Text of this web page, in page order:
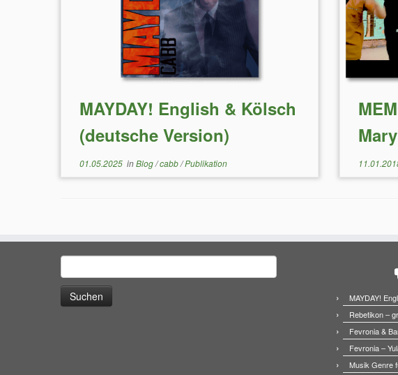
MAYDAY! English & Kölsch
(deutsche Version)
01.05.2025inBlog/cabb/Publikation
nach:
MAYDAY!
Rebetikon –
Fevronia &
Fevronia –
Musik Genre